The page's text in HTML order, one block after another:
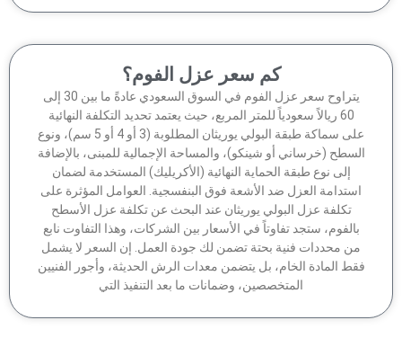
كم سعر عزل الفوم؟
يتراوح سعر عزل الفوم في السوق السعودي عادةً ما بين 30 إلى
60 ريالاً سعودياً للمتر المربع، حيث يعتمد تحديد التكلفة النهائية
على سماكة طبقة البولي يوريثان المطلوبة (3 أو 4 أو 5 سم)، ونوع
(خرساني أو شينكو)، والمساحة الإجمالية للمبنى، بالإضافة
إلى نوع طبقة الحماية النهائية (الأكريليك) المستخدمة لضمان
العزل ضد الأشعة فوق البنفسجية. العوامل المؤثرة على
تكلفة عزل البولي يوريثان عند البحث عن تكلفة عزل الأسطح
ستجد تفاوتاً في الأسعار بين الشركات، وهذا التفاوت نابع
محددات فنية بحتة تضمن لك جودة العمل. إن السعر لا يشمل
المادة الخام، بل يتضمن معدات الرش الحديثة، وأجور الفنيين
المتخصصين، وضمانات ما بعد التنفيذ التي